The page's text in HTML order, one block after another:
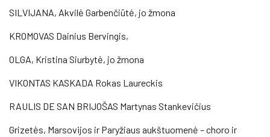
SILVIJANA, Akvilė Garbenčiūtė, jo žmona
KROMOVAS Dainius Bervingis,
OLGA, Kristina Siurbytė, jo žmona
VIKONTAS KASKADA Rokas Laureckis
RAULIS DE SAN BRIJOŠAS Martynas Stankevičius
Grizetės, Marsovijos ir Paryžiaus aukštuomenė – choro ir